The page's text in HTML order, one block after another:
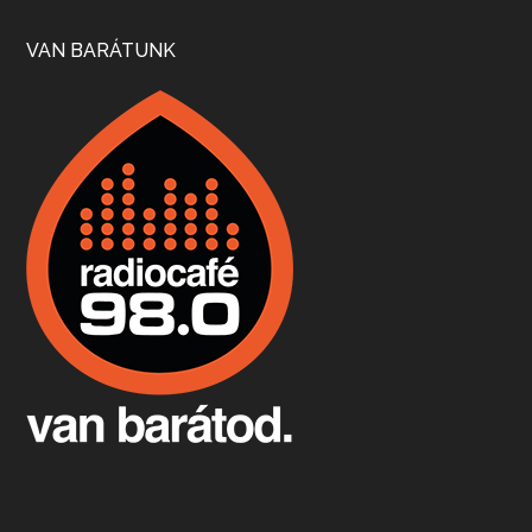
Boston, teadélután, bab és homár
Apr 9, 2026 • 00:37:17
Fermentáljunk, a testünk meghálálja!
Apr 3, 2026 • 00:36:07
VAN BARÁTUNK